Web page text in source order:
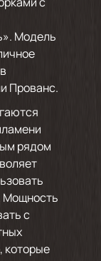
Модель
Прованс.
рядом
Мощность
с
которые